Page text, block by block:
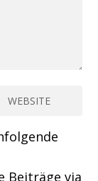
Beiträge via